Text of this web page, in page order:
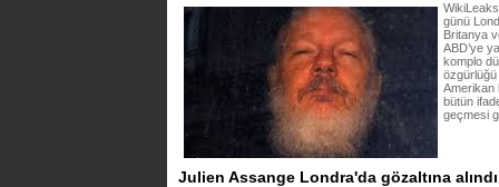
günü
Britanya
ABD’ye
komplo
özgürlüğü
Amerikan
bütün
geçmesi
Julien Assange Londra'da gözaltına alındı